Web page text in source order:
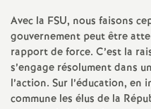
Avec la FSU, nous faisons
gouvernement peut être
rapport de force. C’est la
s’engage résolument dans
l’action. Sur l’éducation,
commune les élus de la